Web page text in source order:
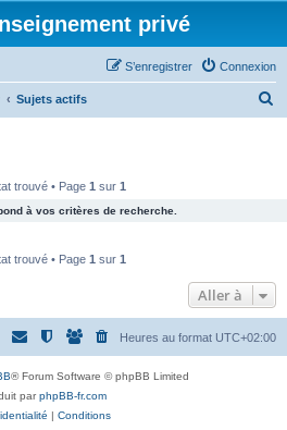
privé
Connexion
S’enregistrer
Sujets actifs
e
r
trouvé • Page 1 sur 1
à vos critères de recherche.
trouvé • Page 1 sur 1
Aller à
Heures au format UTC+02:00
® Forum Software © phpBB Limited
parphpBB-fr.com
| Conditions